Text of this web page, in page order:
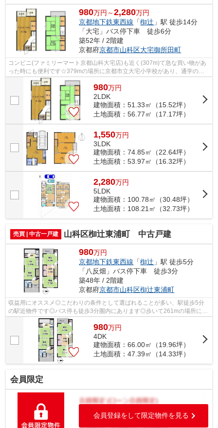
980万円～2,280万円
京都地下鉄東西線 「椥辻 」駅 徒歩14分
「大宅」バス停下車 徒歩6分
築52年 / 2階建
京都府京都市山科区大宅御所田町
コンビニ(ファミリーマート京都山科大宅店)も近く(307m)て急な買い物があ
った時にも便利です☆379mの場所に京都市立大宅小学校があり、通学のし
やすい立地です☆当社では、京都地下鉄東...
980万円
2LDK
建物面積：51.33㎡（15.52坪）
土地面積：56.77㎡（17.17坪）
1,550万円
3LDK
建物面積：74.85㎡（22.64坪）
土地面積：53.97㎡（16.32坪）
2,280万円
5LDK
建物面積：100.78㎡（30.48坪）
土地面積：108.21㎡（32.73坪）
売買 | 中古一戸建 山科区椥辻東浦町 中古戸建
980万円
京都地下鉄東西線 「椥辻 」駅 徒歩5分
「八反畑」バス停下車 徒歩3分
築48年 / 2階建
京都府京都市山科区椥辻東浦町
収益用にオススメ◎こだわりの条件として選ばれることが多い、駅徒歩5分
の駅近物件です◎バス停も徒歩3分圏内にあります◎歩いて261mの場所に、
イオンタウン山科椥辻があります◎通学区域...
980万円
4DK
建物面積：66.00㎡（19.96坪）
土地面積：47.39㎡（14.33坪）
会員限定
会員登録をして限定物件を見る